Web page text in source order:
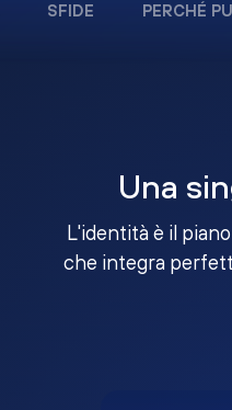
SFIDE PERCHÉ
Una
L'identità è il
che integra